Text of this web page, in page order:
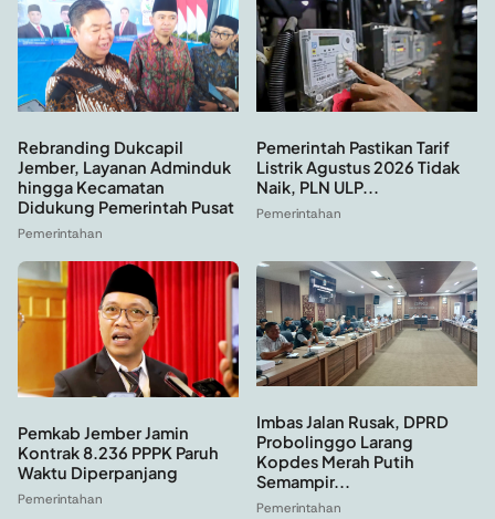
Rebranding Dukcapil
Jember, Layanan Adminduk
hingga Kecamatan
Didukung Pemerintah Pusat
Pemerintahan
Pemerintah Pastikan Tarif
Listrik Agustus 2026 Tidak
Naik, PLN ULP...
Pemerintahan
Pemkab Jember Jamin
Kontrak 8.236 PPPK Paruh
Waktu Diperpanjang
Pemerintahan
Imbas Jalan Rusak, DPRD
Probolinggo Larang
Kopdes Merah Putih
Semampir...
Pemerintahan